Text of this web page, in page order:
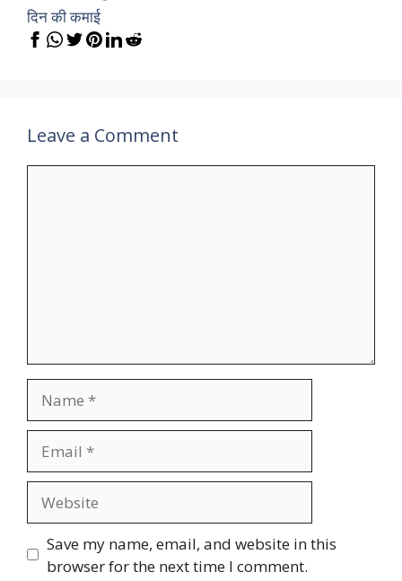
दिन की कमाई
Leave a Comment
Save my name, email, and website in this
browser for the next time I comment.